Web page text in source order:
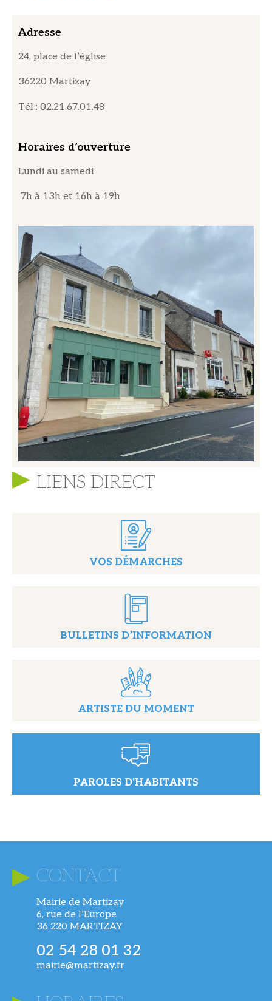
Adresse
24, place de l’église
36220 Martizay
Tél : 02.21.67.01.48
Horaires d’ouverture
Lundi au samedi
7h à 13h et 16h à 19h
LIENS DIRECT
VOS DÉMARCHES
BULLETINS D’INFORMATION
ARTISTE DU MOMENT
PAROLES D'HABITANTS
CONTACT
Mairie de Martizay
6, rue de l’Europe
36 220 MARTIZAY
02 54 28 01 32
mairie@martizay.fr